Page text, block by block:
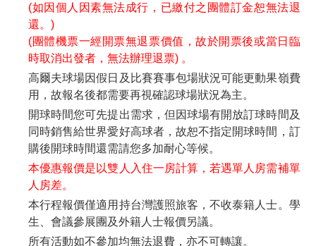
(如因個人因素無法成行，已繳付之團體訂金恕無法退
還。)
(團體機票一經開票無退票價值，故於開票後或當日臨
時取消出發者，無法辦理退票) 。
高爾夫球場因假日及比賽賽事包場狀況可能更動果嶺費
用，故報名後都需要再視確認球場狀況為主。
開球時間您可先提出需求，但因球場有開放訂球時間及
同時銷售給世界愛好高球者，故恕不指定開球時間，訂
購後開球時間還需請您多加耐心等候。
本優惠報價是以雙人入住一房計算，若遇單人房需補單
人房差。
本行程報價僅適用持台灣護照旅客，不收泰籍人士。學
生、會議參展團及外籍人士報價另議。
所有活動如不參加均無法退費，亦不可轉讓。